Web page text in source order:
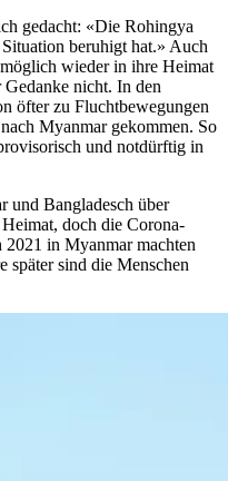
gedacht: «Die Rohingya
beruhigt hat.» Auch
wieder in ihre Heimat
nicht. In den
öfter zu Fluchtbewegungen
Myanmar gekommen. So
und notdürftig in
und Bangladesch über
doch die Corona-
in Myanmar machten
später sind die Menschen